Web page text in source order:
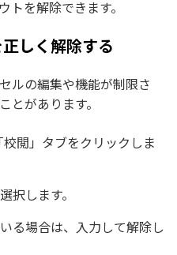
トを解除できます。
しく解除する
ルの編集や機能が制限さ
とがあります。
閲」タブをクリックしま
択します。
る場合は、入力して解除し